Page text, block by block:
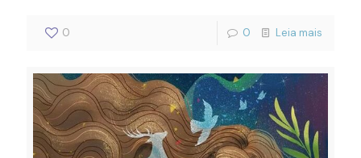
0 0 Leia mais